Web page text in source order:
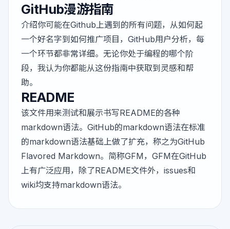
GitHub漫游指南
介绍你可能在Github上遇到的所有问题，从如何起
一个好名字到如何推广项目，GitHub用户分析，每
一个环节都非常详细。无论你处于编程的哪个阶
段，我认为你都能从这份指南中获取到灵感和帮
助。
README
该文件用来测试和展示书写README的各种
markdown语法。GitHub的markdown语法在标准
的markdown语法基础上做了扩充，称之为GitHub
Flavored Markdown。简称GFM，GFM在GitHub
上有广泛应用，除了README文件外，issues和
wiki均支持markdown语法。